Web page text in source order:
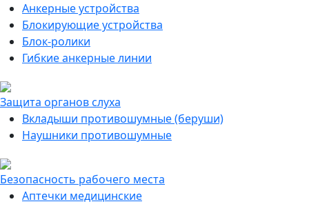
Анкерные устройства
Блокирующие устройства
Блок-ролики
Гибкие анкерные линии
Защита органов слуха
Вкладыши противошумные (беруши)
Наушники противошумные
Безопасность рабочего места
Аптечки медицинские